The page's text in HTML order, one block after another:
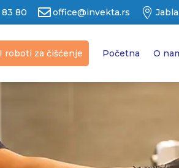
83 80 office@invekta.rs 
roboti za čišćenje Početna O